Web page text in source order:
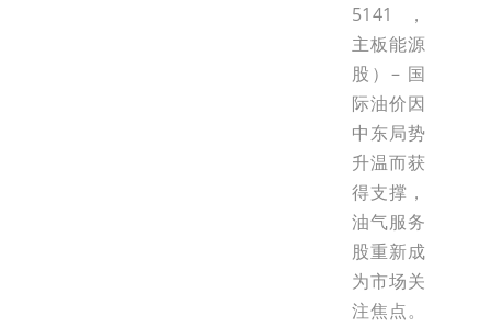
5141，
主板能源
股）– 国
际油价因
中东局势
升温而获
得支撑，
油气服务
股重新成
为市场关
注焦点。